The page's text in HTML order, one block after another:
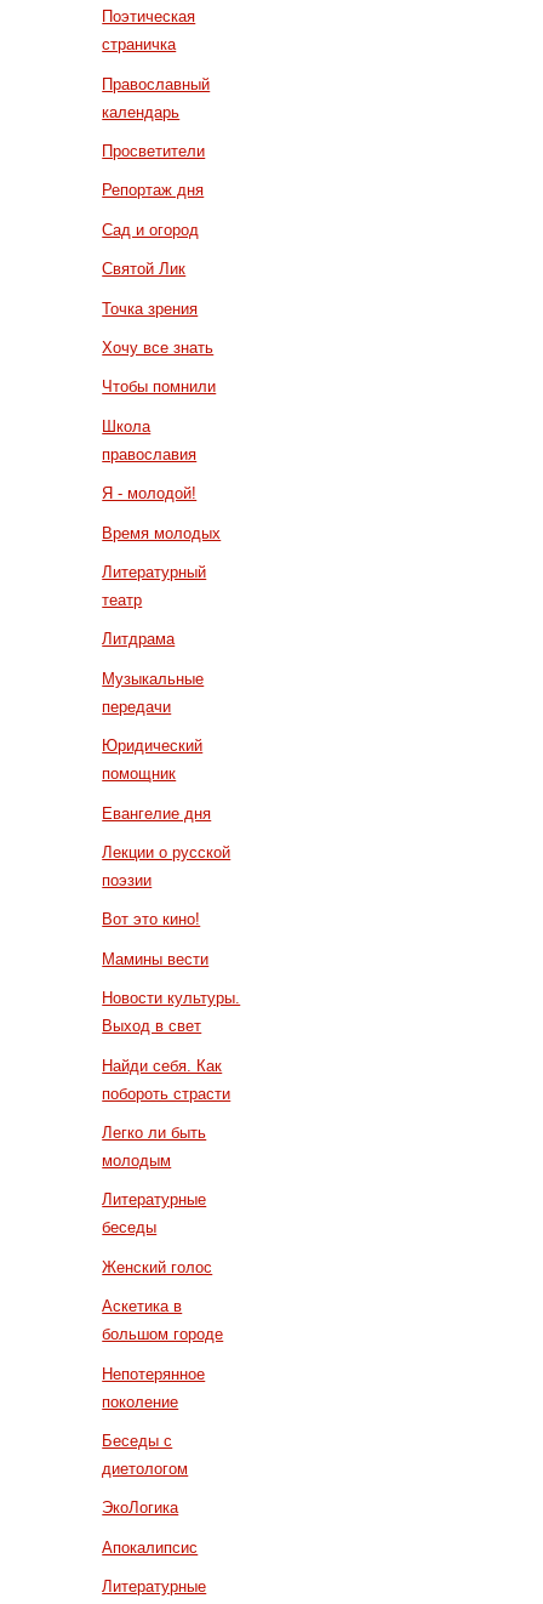
Поэтическая
страничка
Православный
календарь
Просветители
Репортаж дня
Сад и огород
Святой Лик
Точка зрения
Хочу все знать
Чтобы помнили
Школа
православия
Я - молодой!
Время молодых
Литературный
театр
Литдрама
Музыкальные
передачи
Юридический
помощник
Евангелие дня
Лекции о русской
поэзии
Вот это кино!
Мамины вести
Новости культуры.
Выход в свет
Найди себя. Как
побороть страсти
Легко ли быть
молодым
Литературные
беседы
Женский голос
Аскетика в
большом городе
Непотерянное
поколение
Беседы с
диетологом
ЭкоЛогика
Апокалипсис
Литературные